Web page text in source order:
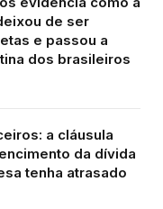
de ser
e passou a
dos brasileiros
a cláusula
da dívida
tenha atrasado